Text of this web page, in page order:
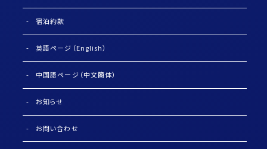
宿泊約款
英語ページ（English）
中国語ページ（中文簡体）
お知らせ
お問い合わせ